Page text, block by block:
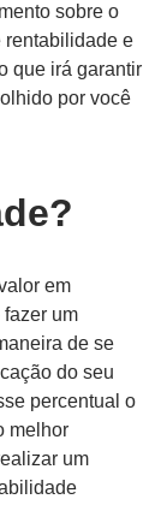
sobre o
rentabilidade e
que irá garantir
por você
em
um
de se
do seu
percentual o
melhor
um